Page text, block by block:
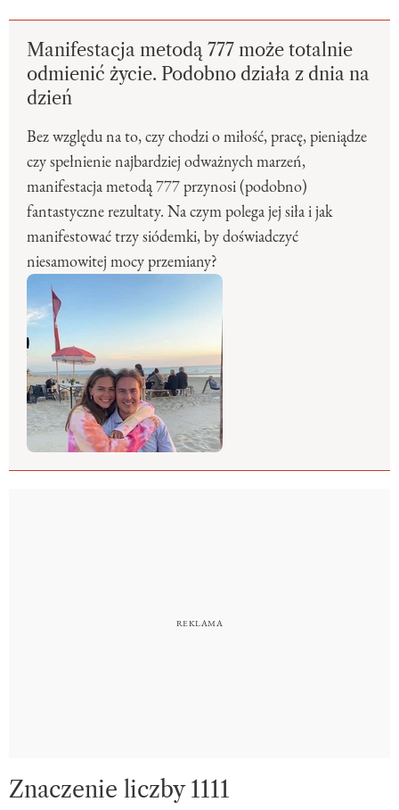
Manifestacja metodą 777 może totalnie
odmienić życie. Podobno działa z dnia na
dzień
Bez względu na to, czy chodzi o miłość, pracę, pieniądze
czy spełnienie najbardziej odważnych marzeń,
manifestacja metodą 777 przynosi (podobno)
fantastyczne rezultaty. Na czym polega jej siła i jak
manifestować trzy siódemki, by doświadczyć
niesamowitej mocy przemiany?
Znaczenie liczby 1111